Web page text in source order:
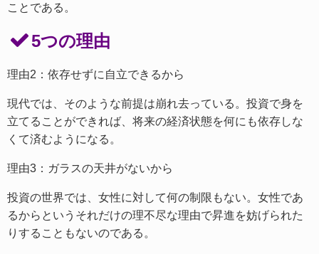
ことである。
5つの理由
理由2：依存せずに自立できるから
現代では、そのような前提は崩れ去っている。投資で身を
立てることができれば、将来の経済状態を何にも依存しな
くて済むようになる。
理由3：ガラスの天井がないから
投資の世界では、女性に対して何の制限もない。女性であ
るからというそれだけの理不尽な理由で昇進を妨げられた
りすることもないのである。